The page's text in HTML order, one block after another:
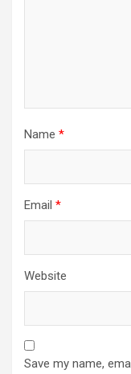
Name *
Email *
Website
Save my name,